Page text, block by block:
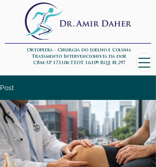
Ortopedia - Cirurgia do Joelho e Coluna
Tratamento Intervencionista da dor
CRM-SP 173.106 TEOT 16.109 RQE 81.297
Post